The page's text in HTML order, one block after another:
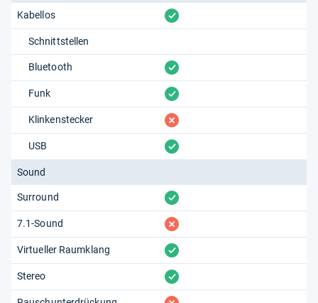
Kabellos vorhanden
Schnittstellen
Bluetooth vorhanden
Funk vorhanden
Klinkenstecker fehlt
USB vorhanden
Sound
Surround vorhanden
7.1-Sound fehlt
Virtueller Raumklang vorhanden
Stereo vorhanden